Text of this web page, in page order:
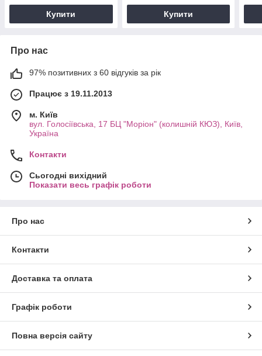
Купити Купити
Про нас
97% позитивних з 60 відгуків за рік
Працює з 19.11.2013
м. Київ
вул. Голосіївська, 17 БЦ "Моріон" (колишній КЮЗ), Київ,
Україна
Контакти
Сьогодні вихідний
Показати весь графік роботи
Про нас
Контакти
Доставка та оплата
Графік роботи
Повна версія сайту